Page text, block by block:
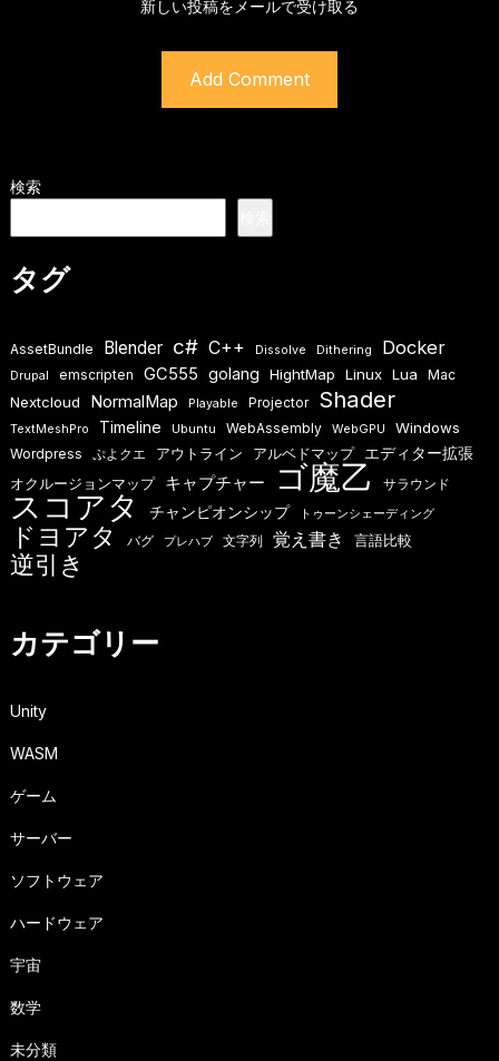
新しい投稿をメールで受け取る
検索
タグ
AssetBundle Blender c# C++ Dissolve Dithering Docker
Drupal emscripten GC555 golang HightMap Linux Lua Mac
Nextcloud NormalMap Playable Projector Shader
TextMeshPro Timeline Ubuntu WebAssembly WebGPU Windows
Wordpress ぷよクエ アウトライン アルベドマップ エディター拡張
オクルージョンマップ キャプチャー ゴ魔乙 サラウンド
スコアタ チャンピオンシップ トゥーンシェーディング
ドヨアタ バグ プレハブ 文字列 覚え書き 言語比較
逆引き
カテゴリー
Unity
WASM
ゲーム
サーバー
ソフトウェア
ハードウェア
宇宙
数学
未分類